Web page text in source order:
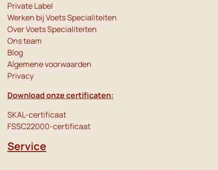
Private Label
Werken bij Voets Specialiteiten
Over Voets Specialiteiten
Ons team
Blog
Algemene voorwaarden
Privacy
Download onze certificaten:
SKAL-certificaat
FSSC22000-certificaat
Service